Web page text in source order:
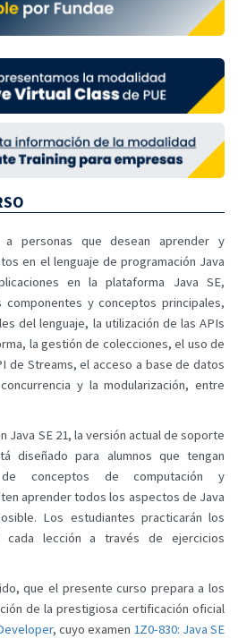
personas que desean aprender y
en el lenguaje de programación Java
en la plataforma Java SE,
y conceptos principales,
del lenguaje, la utilización de las APIs
la gestión de colecciones, el uso de
de Streams, el acceso a base de datos
y la modularización, entre
Java SE 21, la versión actual de soporte
diseñado para alumnos que tengan
de conceptos de computación y
aprender todos los aspectos de Java
Los estudiantes practicarán los
cada lección a través de ejercicios
que el presente curso prepara a los
de la prestigiosa certificación oficial
, cuyo examen 1Z0-830: Java SE